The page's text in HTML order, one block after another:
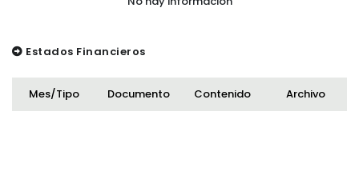
Estados Financieros
Mes/Tipo Documento Contenido Archivo